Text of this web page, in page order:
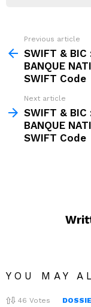
more
Previous article
SWIFT & BIC
BANQUE
SWIFT Code
Next article
SWIFT & BIC
BANQUE
SWIFT Code
YOU MAY
46 Votes